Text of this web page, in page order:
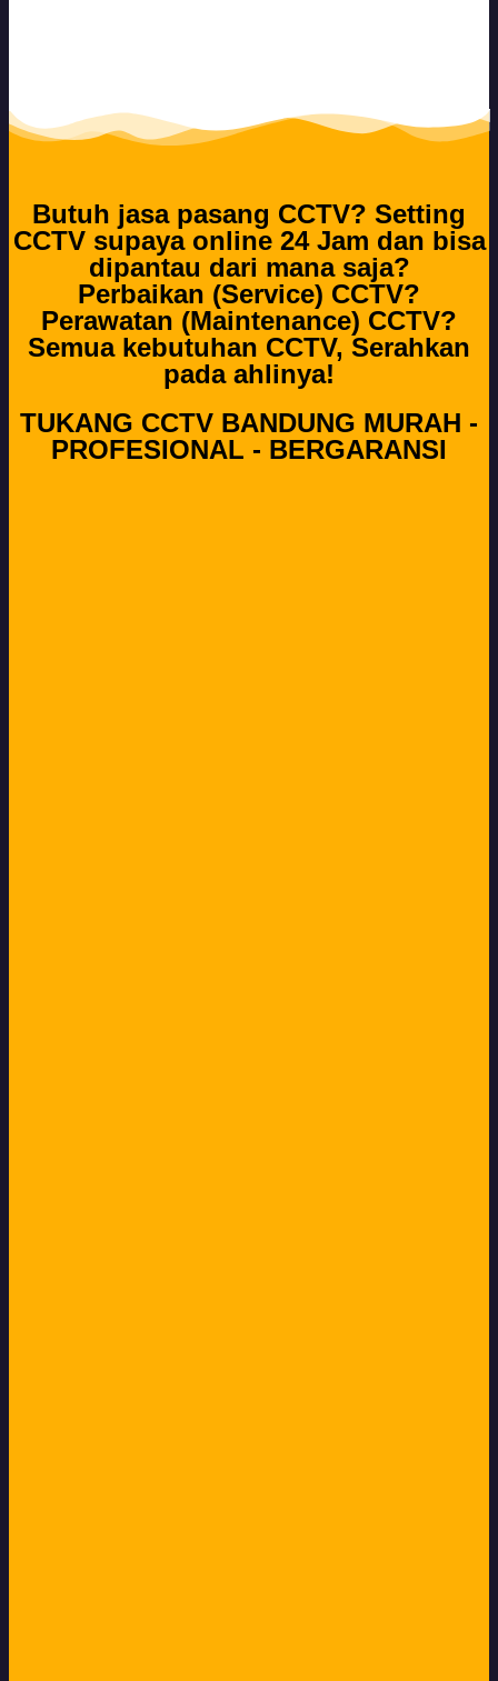
Butuh jasa pasang CCTV? Setting
CCTV supaya online 24 Jam dan bisa
dipantau dari mana saja?
Perbaikan (Service) CCTV?
Perawatan (Maintenance) CCTV?
Semua kebutuhan CCTV, Serahkan
pada ahlinya!
TUKANG CCTV BANDUNG MURAH -
PROFESIONAL - BERGARANSI